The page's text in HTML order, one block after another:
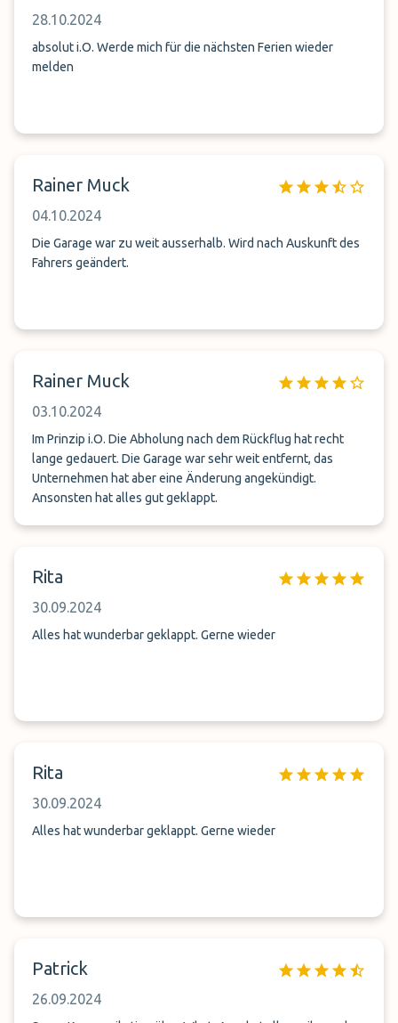
28.10.2024
absolut i.O. Werde mich für die nächsten Ferien wieder
melden
Rainer Muck
04.10.2024
Die Garage war zu weit ausserhalb. Wird nach Auskunft des
Fahrers geändert.
Rainer Muck
03.10.2024
Im Prinzip i.O. Die Abholung nach dem Rückflug hat recht
lange gedauert. Die Garage war sehr weit entfernt, das
Unternehmen hat aber eine Änderung angekündigt.
Ansonsten hat alles gut geklappt.
Rita
30.09.2024
Alles hat wunderbar geklappt. Gerne wieder
Rita
30.09.2024
Alles hat wunderbar geklappt. Gerne wieder
Patrick
26.09.2024